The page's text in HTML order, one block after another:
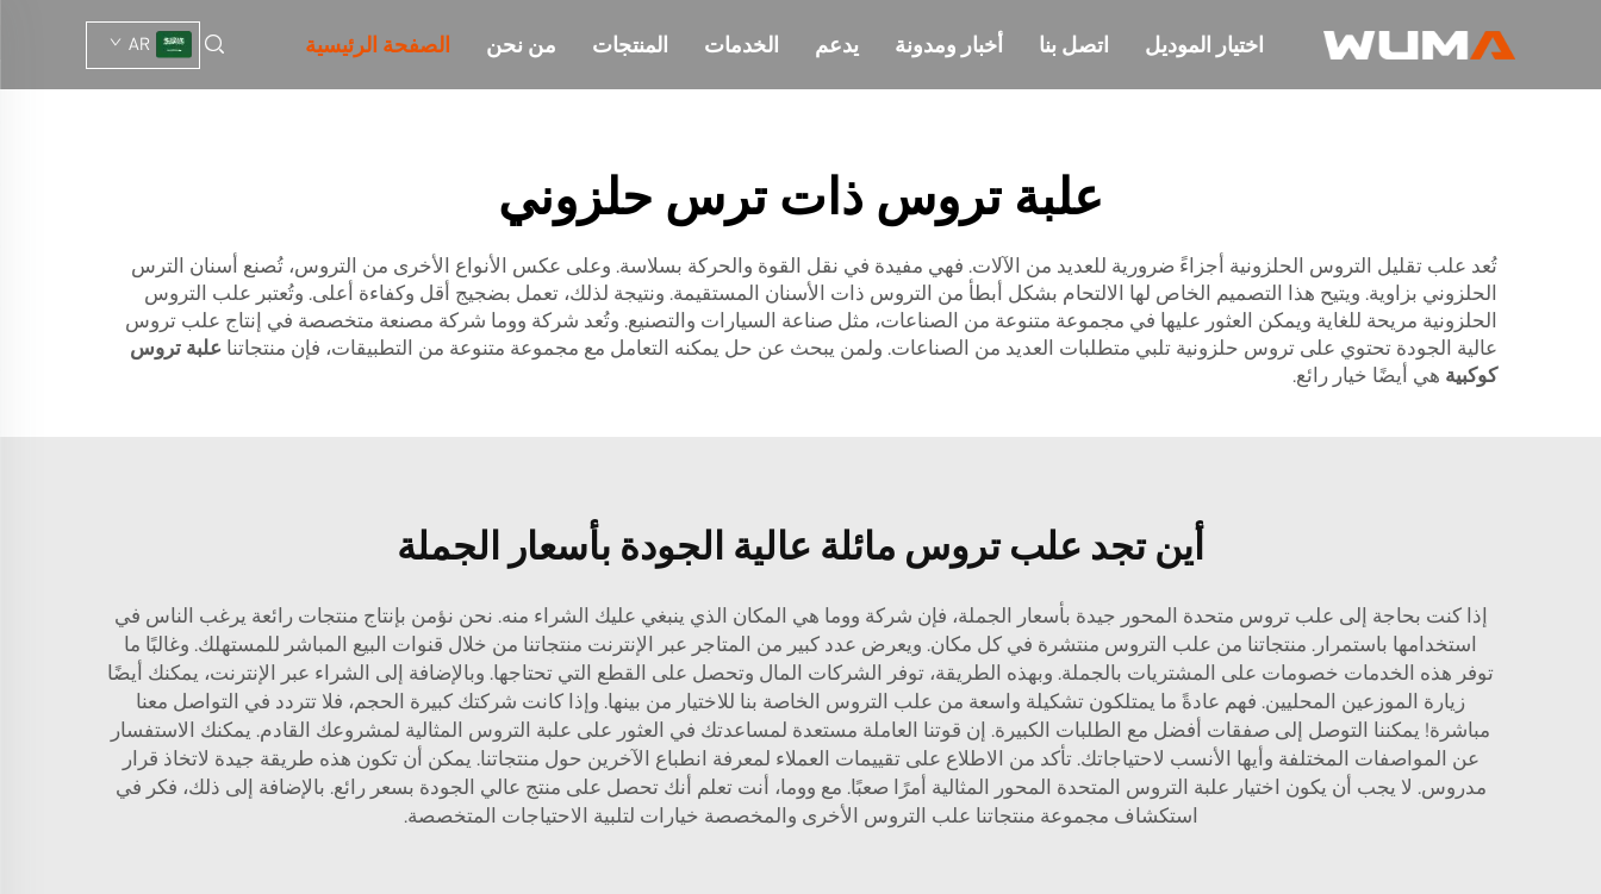
الصفحة الرئيسية من نحن المنتجات الخدمات يدعم أخبار ومدونة اتصل بنا اختيار الموديل AR
علبة تروس ذات ترس حلزوني
تُعد علب تقليل التروس الحلزونية أجزاءً ضرورية للعديد من الآلات. فهي مفيدة في نقل القوة والحركة بسلاسة. وعلى عكس الأنواع الأخرى من التروس، تُصنع أسنان الترس
الحلزوني بزاوية. ويتيح هذا التصميم الخاص لها الالتحام بشكل أبطأ من التروس ذات الأسنان المستقيمة. ونتيجة لذلك، تعمل بضجيج أقل وكفاءة أعلى. وتُعتبر علب التروس
الحلزونية مريحة للغاية ويمكن العثور عليها في مجموعة متنوعة من الصناعات، مثل صناعة السيارات والتصنيع. وتُعد شركة ووما شركة مصنعة متخصصة في إنتاج علب تروس
عالية الجودة تحتوي على تروس حلزونية تلبي متطلبات العديد من الصناعات. ولمن يبحث عن حل يمكنه التعامل مع مجموعة متنوعة من التطبيقات، فإن منتجاتنا علبة تروس
كوكبية هي أيضًا خيار رائع.
أين تجد علب تروس مائلة عالية الجودة بأسعار الجملة
إذا كنت بحاجة إلى علب تروس متحدة المحور جيدة بأسعار الجملة، فإن شركة ووما هي المكان الذي ينبغي عليك الشراء منه. نحن نؤمن بإنتاج منتجات رائعة يرغب الناس في
استخدامها باستمرار. منتجاتنا من علب التروس منتشرة في كل مكان. ويعرض عدد كبير من المتاجر عبر الإنترنت منتجاتنا من خلال قنوات البيع المباشر للمستهلك. وغالبًا ما
توفر هذه الخدمات خصومات على المشتريات بالجملة. وبهذه الطريقة، توفر الشركات المال وتحصل على القطع التي تحتاجها. وبالإضافة إلى الشراء عبر الإنترنت، يمكنك أيضًا
زيارة الموزعين المحليين. فهم عادةً ما يمتلكون تشكيلة واسعة من علب التروس الخاصة بنا للاختيار من بينها. وإذا كانت شركتك كبيرة الحجم، فلا تتردد في التواصل معنا
مباشرة! يمكننا التوصل إلى صفقات أفضل مع الطلبات الكبيرة. إن قوتنا العاملة مستعدة لمساعدتك في العثور على علبة التروس المثالية لمشروعك القادم. يمكنك الاستفسار
عن المواصفات المختلفة وأيها الأنسب لاحتياجاتك. تأكد من الاطلاع على تقييمات العملاء لمعرفة انطباع الآخرين حول منتجاتنا. يمكن أن تكون هذه طريقة جيدة لاتخاذ قرار
مدروس. لا يجب أن يكون اختيار علبة التروس المتحدة المحور المثالية أمرًا صعبًا. مع ووما، أنت تعلم أنك تحصل على منتج عالي الجودة بسعر رائع. بالإضافة إلى ذلك، فكر في
استكشاف مجموعة منتجاتنا علب التروس الأخرى والمخصصة خيارات لتلبية الاحتياجات المتخصصة.